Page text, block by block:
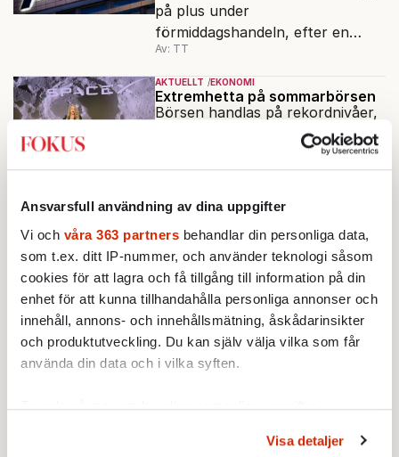
Ansvarsfull användning av dina uppgifter
Vi och våra 363 partners behandlar din personliga data,
som t.ex. ditt IP-nummer, och använder teknologi såsom
cookies för att lagra och få tillgång till information på din
enhet för att kunna tillhandahålla personliga annonser och
innehåll, annons- och innehållsmätning, åskådarinsikter
och produktutveckling. Du kan själv välja vilka som får
använda din data och i vilka syften.
Ta reda på mer om hur dina personliga uppgifter
Du kan ändra eller dra tillbaka ditt samtycke när som
Visa detaljer
på plus under
förmiddagshandeln, efter en
inledning nedåt – trots ett högre
oljepris och AI-oro.
Av: TT
AKTUELLT EKONOMI
Extremhetta på sommarbörsen
Börsen handlas på rekordnivåer,
till synes obekymrad om krig och
Av: Jon Åsberg•
KRÖNIKA
Jon Åsberg:
Råder det andra
ekonomiska lagar i rymden?
Är det verkligen annorlunda den
här gången?
KRÖNIKA
Jon Åsberg:Bakom varje
förmögenhet finns ett brott
I går friades Birgitte Bonnesen i
misstänksamheten mot